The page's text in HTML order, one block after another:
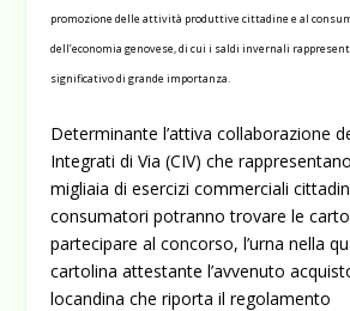
promozione delle attività produttive cittadine e al
dell’economia genovese, di cui i saldi invernali
significativo di grande importanza.
Determinante l’attiva collaborazione
Integrati di Via (CIV) che
migliaia di esercizi commerciali
consumatori potranno trovare le
partecipare al concorso, l’urna nella
cartolina attestante l’avvenuto
locandina che riporta il regolamento